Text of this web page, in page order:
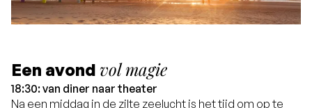
Een avond vol magie
18:30: van diner naar theater
Na een middag in de zilte zeelucht is het tijd om op te